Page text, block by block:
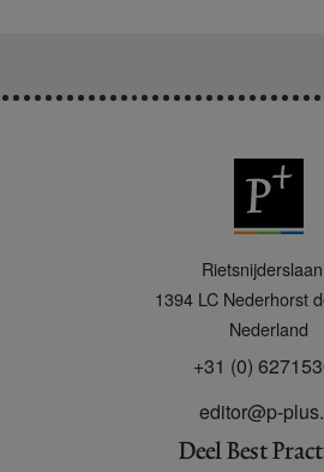
1394 LC Nederhorst
Nederland
+31 (0)
editor@p-
Deel Best